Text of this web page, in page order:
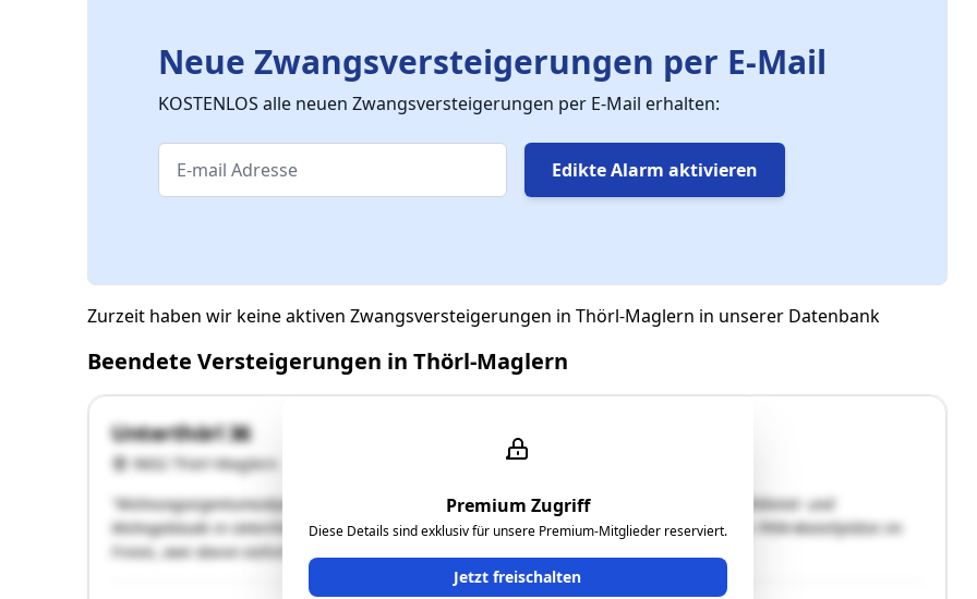
Neue Zwangsversteigerungen per E-Mail
KOSTENLOS alle neuen Zwangsversteigerungen per E-Mail erhalten:
Edikte Alarm aktivieren
Zurzeit haben wir keine aktiven Zwangsversteigerungen in Thörl-Maglern in unserer Datenbank
Beendete Versteigerungen in Thörl-Maglern
Premium Zugriff
Diese Details sind exklusiv für unsere Premium-Mitglieder reserviert.
Jetzt freischalten
Unterthörl 36
9602 Thörl-Maglern
"Wohnungseigentumsobjekt Top 28-2 (zweitgeteilter Kellerraum, 36,64 m²) im ehemaligen Zolldienst- und
Wohngebäude in Unterthörl, nahe der Grenze zu Italien in denkmalgeschütztem Gebäude.Vier PKW-Abstellplätze im
Freien, zwei davon östlich (Nr. 11 und 12) die anderen südlich des Gebäudes (Nr. 16 und …"